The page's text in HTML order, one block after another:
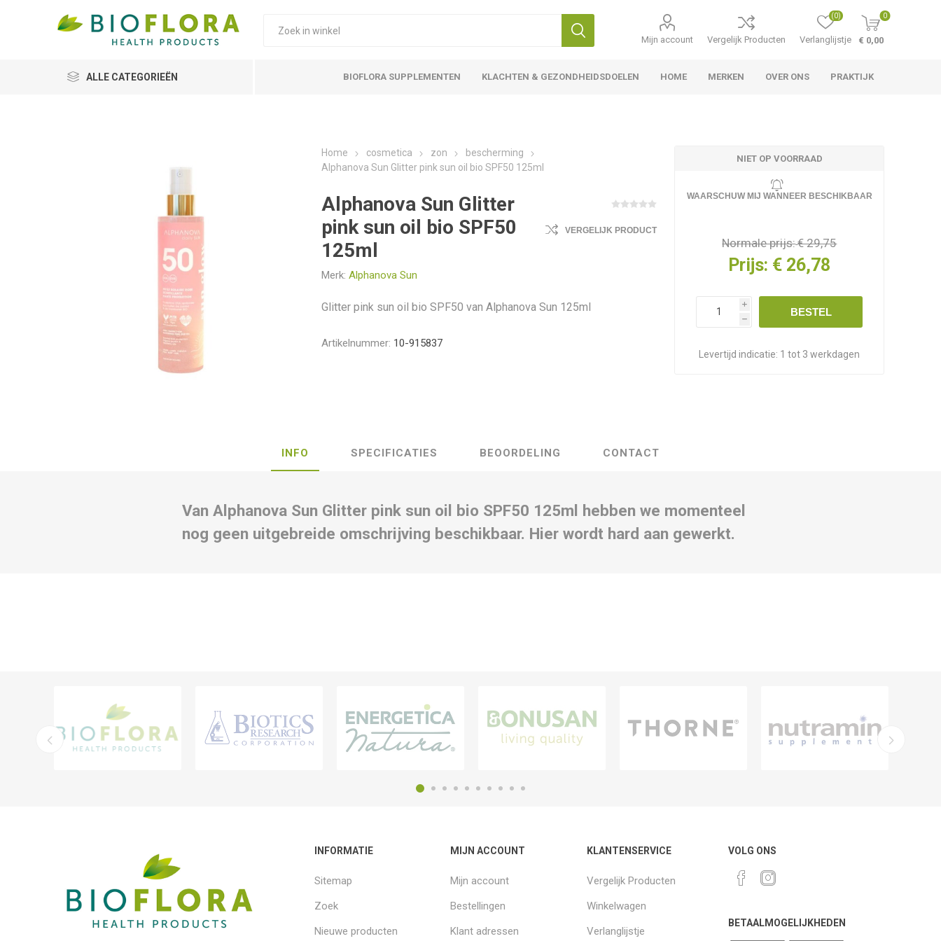
Mijn account Vergelijk Producten Verlanglijstje
(0) 0
€ 0,00
ALLE CATEGORIEËN BIOFLORA SUPPLEMENTEN KLACHTEN & GEZONDHEIDSDOELEN HOME MERKEN OVER ONS PRAKTIJK
Home cosmetica zon
bescherming
Alphanova Sun Glitter pink sun oil bio SPF50 125ml
Alphanova Sun Glitter
pink sun oil bio SPF50
125ml
Merk: Alphanova Sun
VERGELIJK PRODUCT
Glitter pink sun oil bio SPF50 van Alphanova Sun 125ml
Artikelnummer: 10-915837
NIET OP VOORRAAD
WAARSCHUW MIJ WANNEER BESCHIKBAAR
Normale prijs:€ 29,75
Prijs: € 26,78
i
h
BESTEL
Levertijd indicatie: 1 tot 3 werkdagen
INFO SPECIFICATIES BEOORDELING CONTACT
Van Alphanova Sun Glitter pink sun oil bio SPF50 125ml hebben we momenteel
nog geen uitgebreide omschrijving beschikbaar. Hier wordt hard aan gewerkt.
INFORMATIE
Sitemap
Zoek
Nieuwe producten
MIJN ACCOUNT
Mijn account
Bestellingen
Klant adressen
KLANTENSERVICE
Vergelijk Producten
Winkelwagen
Verlanglijstje
VOLG ONS
BETAALMOGELIJKHEDEN